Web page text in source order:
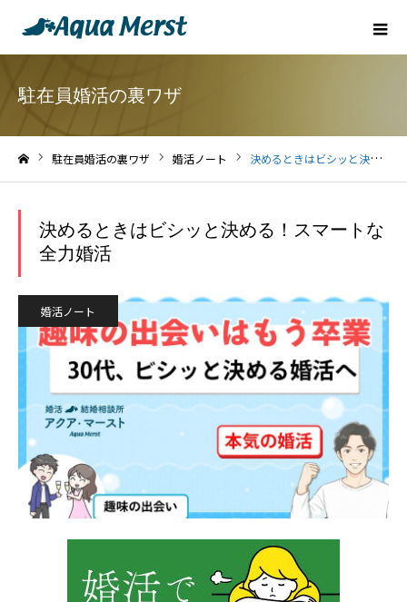
駐在員婚活の裏ワザ
駐在員婚活の裏ワザ 婚活ノート 決めるときはビシッと決める！スマートな全力婚活
決めるときはビシッと決める！スマートな
全力婚活
婚活ノート